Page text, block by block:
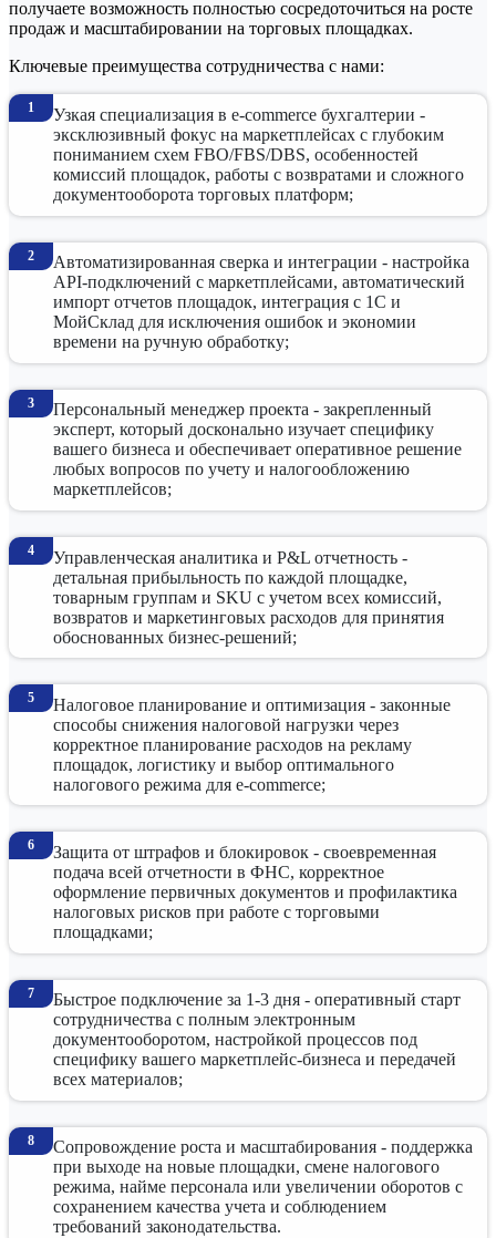
получаете возможность полностью сосредоточиться на росте
продаж и масштабировании на торговых площадках.
Ключевые преимущества сотрудничества с нами:
Узкая специализация в e-commerce бухгалтерии -
эксклюзивный фокус на маркетплейсах с глубоким
пониманием схем FBO/FBS/DBS, особенностей
комиссий площадок, работы с возвратами и сложного
документооборота торговых платформ;
Автоматизированная сверка и интеграции - настройка
API-подключений с маркетплейсами, автоматический
импорт отчетов площадок, интеграция с 1С и
МойСклад для исключения ошибок и экономии
времени на ручную обработку;
Персональный менеджер проекта - закрепленный
эксперт, который досконально изучает специфику
вашего бизнеса и обеспечивает оперативное решение
любых вопросов по учету и налогообложению
маркетплейсов;
Управленческая аналитика и P&L отчетность -
детальная прибыльность по каждой площадке,
товарным группам и SKU с учетом всех комиссий,
возвратов и маркетинговых расходов для принятия
обоснованных бизнес-решений;
Налоговое планирование и оптимизация - законные
способы снижения налоговой нагрузки через
корректное планирование расходов на рекламу
площадок, логистику и выбор оптимального
налогового режима для e-commerce;
Защита от штрафов и блокировок - своевременная
подача всей отчетности в ФНС, корректное
оформление первичных документов и профилактика
налоговых рисков при работе с торговыми
площадками;
Быстрое подключение за 1-3 дня - оперативный старт
сотрудничества с полным электронным
документооборотом, настройкой процессов под
специфику вашего маркетплейс-бизнеса и передачей
всех материалов;
Сопровождение роста и масштабирования - поддержка
при выходе на новые площадки, смене налогового
режима, найме персонала или увеличении оборотов с
сохранением качества учета и соблюдением
требований законодательства.